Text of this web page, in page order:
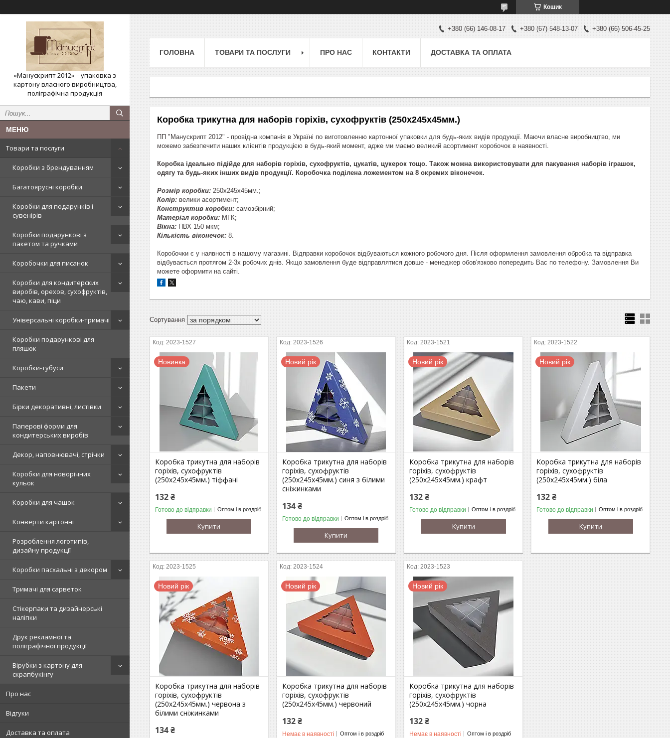
Кошик
«Манускрипт 2012» – упаковка з
картону власного виробництва,
поліграфічна продукція
Товари та послуги
Коробки з брендуванням
Багатоярусні коробки
Коробки для подарунків і
сувенірів
Коробки подарункові з
пакетом та ручками
Коробочки для писанок
Коробки для кондитерских
виробів, орехов, сухофруктів,
чаю, кави, піци
Універсальні коробки-тримачі
Коробки подарункові для
пляшок
Коробки-тубуси
Пакети
Бірки декоративні, листівки
Паперові форми для
кондитерських виробів
Декор, наповнювачі, стрічки
Коробки для новорічних
кульок
Коробки для чашок
Конверти картонні
Розроблення логотипів,
дизайну продукції
Коробки пасхальні з декором
Тримачі для сарветок
Стікерпаки та дизайнерські
наліпки
Друк рекламної та
поліграфічної продукції
Вірубки з картону для
скрапбукінгу
Про нас
Відгуки
Доставка та оплата
+380 (66) 146-08-17 +380 (67) 548-13-07 +380 (66) 506-45-25
ГОЛОВНА ТОВАРИ ТА ПОСЛУГИ ПРО НАС КОНТАКТИ ДОСТАВКА ТА ОПЛАТА
Коробка трикутна для наборів горіхів, сухофруктів (250х245х45мм.)
ПП "Манускрипт 2012" - провідна компанія в Україні по виготовленню картонної упаковки для будь-яких видів продукції. Маючи власне виробництво, ми
можемо забезпечити наших клієнтів продукцією в будь-який момент, адже ми маємо великий асортимент коробочок в наявності.
Коробка ідеально підійде для наборів горіхів, сухофруктів, цукатів, цукерок тощо. Також можна використовувати для пакування наборів іграшок,
одягу та будь-яких інших видів продукції. Коробочка поділена ложементом на 8 окремих віконечок.
Розмір коробки: 250х245х45мм.;
Колір: велики асортимент;
Конструктив коробки: самозбірний;
Матеріал коробки: МГК;
Вікна: ПВХ 150 мкм;
Кількість віконечок: 8.
Коробочки є у наявності в нашому магазині. Відправки коробочок відбуваються кожного робочого дня. Після оформлення замовлення обробка та відправка
відбувається протягом 2-3х робочих днів. Якщо замовлення буде відправлятися довше - менеджер обов'язково попередить Вас по телефону. Замовлення Ви
можете оформити на сайті.
2023-1527
Новинка
Коробка трикутна для наборів
горіхів, сухофруктів
(250х245х45мм.) тіффані
132 ₴
Готово до відправки Оптом і в роздріб
Купити
2023-1526
Новий рік
Коробка трикутна для наборів
горіхів, сухофруктів
(250х245х45мм.) синя з білими
сніжинками
134 ₴
Готово до відправки Оптом і в роздріб
Купити
2023-1521
Новий рік
Коробка трикутна для наборів
горіхів, сухофруктів
(250х245х45мм.) крафт
132 ₴
Готово до відправки Оптом і в роздріб
Купити
2023-1522
Новий рік
Коробка трикутна для наборів
горіхів, сухофруктів
(250х245х45мм.) біла
132 ₴
Готово до відправки Оптом і в роздріб
Купити
2023-1525
Новий рік
Коробка трикутна для наборів
горіхів, сухофруктів
(250х245х45мм.) червона з
білими сніжинками
134 ₴
2023-1524
Новий рік
Коробка трикутна для наборів
горіхів, сухофруктів
(250х245х45мм.) червоний
132 ₴
Немає в наявності Оптом і в роздріб
2023-1523
Новий рік
Коробка трикутна для наборів
горіхів, сухофруктів
(250х245х45мм.) чорна
132 ₴
Немає в наявності Оптом і в роздріб